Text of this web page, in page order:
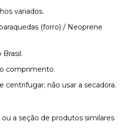
variados.
(forro) / Neoprene
comprimento.
centrifugar; não usar a secadora.
ou a seção de produtos similares